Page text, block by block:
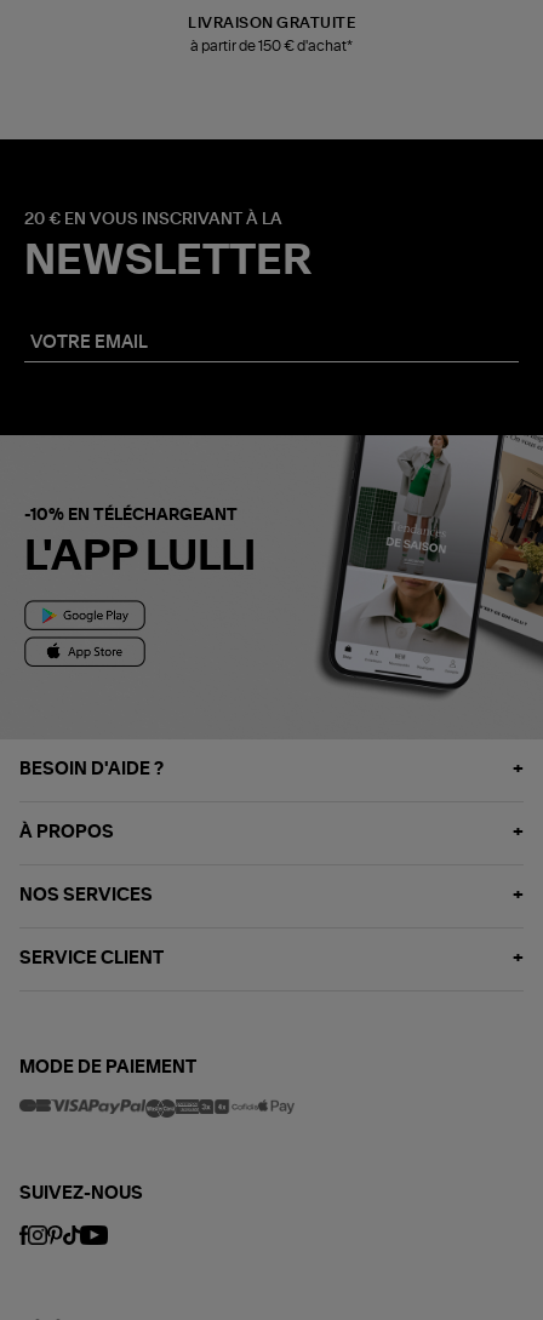
LIVRAISON GRATUITE
à partir de 150 € d'achat*
20 € EN VOUS INSCRIVANT À LA
NEWSLETTER
-10% EN TÉLÉCHARGEANT
L'APP LULLI
BESOIN D'AIDE ?
À PROPOS
NOS SERVICES
SERVICE CLIENT
MODE DE PAIEMENT
SUIVEZ-NOUS